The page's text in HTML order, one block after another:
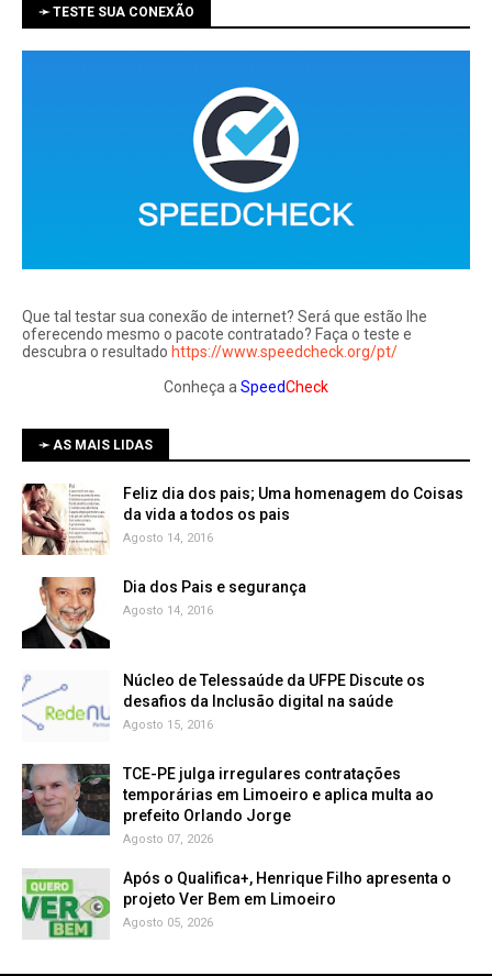
➛ TESTE SUA CONEXÃO
Que tal testar sua conexão de internet? Será que estão lhe
oferecendo mesmo o pacote contratado? Faça o teste e
descubra o resultado https://www.speedcheck.org/pt/
Conheça a SpeedCheck
➛ AS MAIS LIDAS
Feliz dia dos pais; Uma homenagem do Coisas
da vida a todos os pais
Agosto 14, 2016
Dia dos Pais e segurança
Agosto 14, 2016
Núcleo de Telessaúde da UFPE Discute os
Agosto 15, 2016
TCE-PE julga irregulares contratações
temporárias em Limoeiro e aplica multa ao
prefeito Orlando Jorge
Agosto 07, 2026
Após o Qualifica+, Henrique Filho apresenta o
projeto Ver Bem em Limoeiro
Agosto 05, 2026